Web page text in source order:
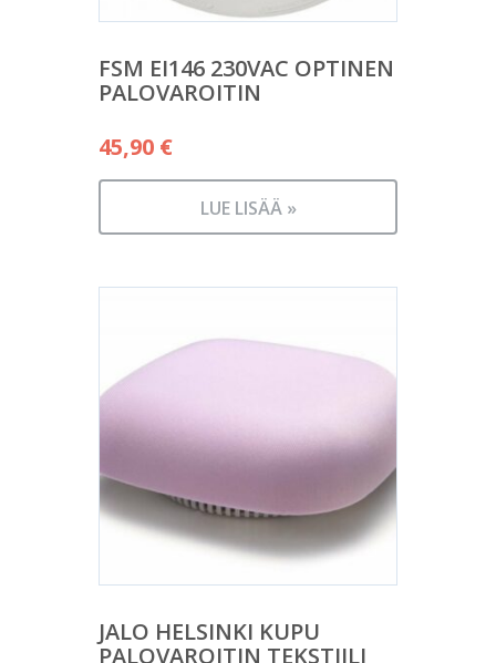
FSM EI146 230VAC OPTINEN
PALOVAROITIN
45,90 €
LUE LISÄÄ »
JALO HELSINKI KUPU
PALOVAROITIN TEKSTIILI